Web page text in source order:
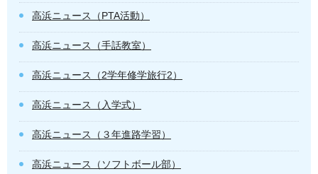
高浜ニュース（PTA活動）
高浜ニュース（手話教室）
高浜ニュース（2学年修学旅行2）
高浜ニュース（入学式）
高浜ニュース（３年進路学習）
高浜ニュース（ソフトボール部）